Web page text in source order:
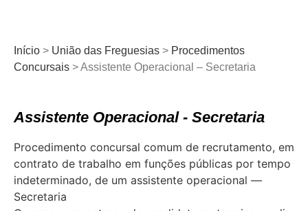
Início > União das Freguesias > Procedimentos
Concursais >Assistente Operacional – Secretaria
Assistente Operacional - Secretaria
Procedimento concursal comum de recrutamento, em
contrato de trabalho em funções públicas por tempo
indeterminado, de um assistente operacional ―
Secretaria